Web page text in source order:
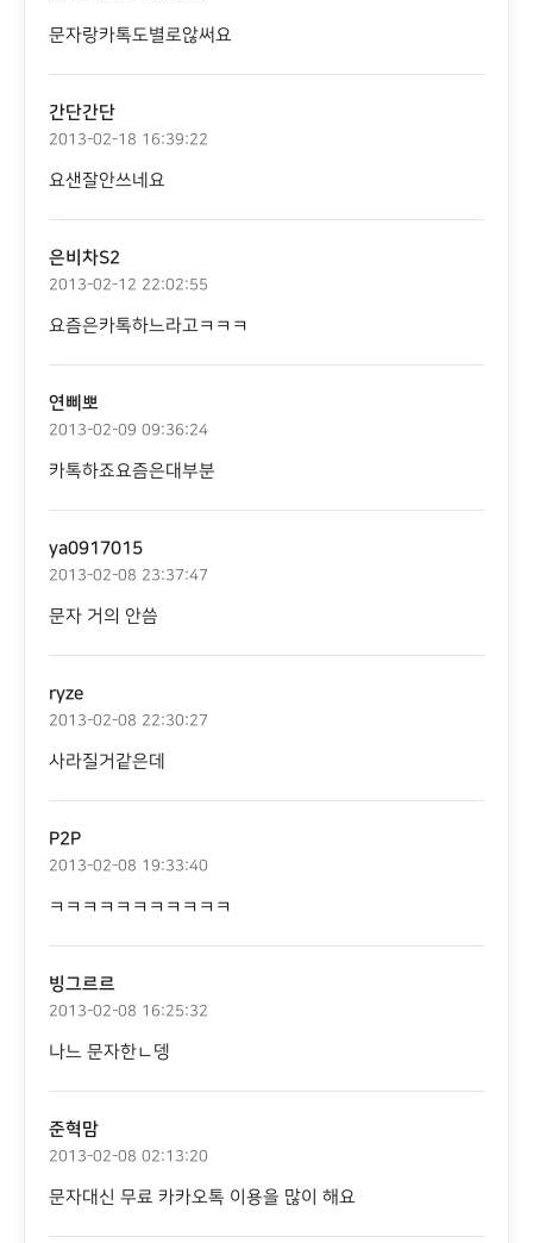
문자랑카톡도별로않써요
간단간단
2013-02-18 16:39:22
요샌잘안쓰네요
은비차S2
2013-02-12 22:02:55
요즘은카톡하느라고ㅋㅋㅋ
연삐뽀
2013-02-09 09:36:24
카톡하죠요즘은대부분
ya0917015
2013-02-08 23:37:47
문자 거의 안씀
ryze
2013-02-08 22:30:27
사라질거같은데
P2P
2013-02-08 19:33:40
ㅋㅋㅋㅋㅋㅋㅋㅋㅋㅋㅋ
빙그르르
2013-02-08 16:25:32
나느 문자한ㄴ뎅
준혁맘
2013-02-08 02:13:20
문자대신 무료 카카오톡 이용을 많이 해요